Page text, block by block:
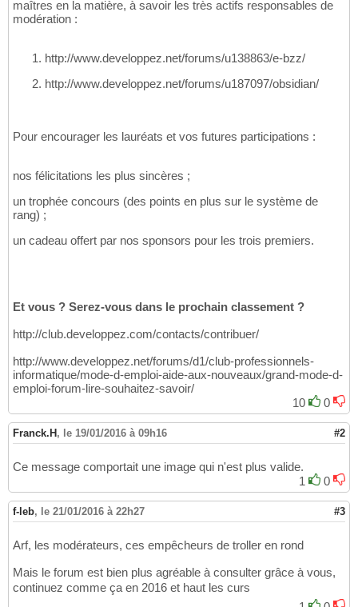
maîtres en la matière, à savoir les très actifs responsables de
modération :
http://www.developpez.net/forums/u138863/e-bzz/
http://www.developpez.net/forums/u187097/obsidian/
Pour encourager les lauréats et vos futures participations :
nos félicitations les plus sincères ;
un trophée concours (des points en plus sur le système de
rang) ;
un cadeau offert par nos sponsors pour les trois premiers.
Et vous ? Serez-vous dans le prochain classement ?
http://club.developpez.com/contacts/contribuer/
http://www.developpez.net/forums/d1/club-professionnels-
informatique/mode-d-emploi-aide-aux-nouveaux/grand-mode-d-
emploi-forum-lire-souhaitez-savoir/
10
0
Franck.H , le 19/01/2016 à 09h16 #2
Ce message comportait une image qui n'est plus valide.
1
0
f-leb, le 21/01/2016 à 22h27 #3
Arf, les modérateurs, ces empêcheurs de troller en rond
Mais le forum est bien plus agréable à consulter grâce à vous,
continuez comme ça en 2016 et haut les curs